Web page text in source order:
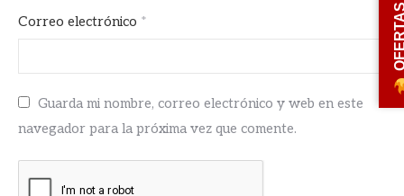
Correo electrónico *
Guarda mi nombre, correo electrónico y web en este
navegador para la próxima vez que comente.